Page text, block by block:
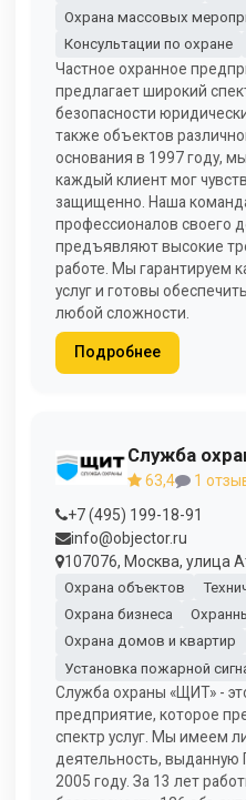
Охрана массовых
Консультации по охране
Частное охранное
предлагает широкий
безопасности
также объектов
основания в 1997 году,
каждый клиент мог
защищенно. Наша
профессионалов своего
предъявляют высокие
работе. Мы гарантируем
услуг и готовы
любой сложности.
Подробнее
Служба
63,4
1
+7 (495) 199-18-91
info@objector.ru
107076, Москва, улица
Охрана объектов
Охрана бизнеса
Охрана домов и квартир
Установка пожарной
Служба охраны «ЩИТ» -
предприятие, которое
спектр услуг. Мы имеем
деятельность,
2005 году. За 13 лет